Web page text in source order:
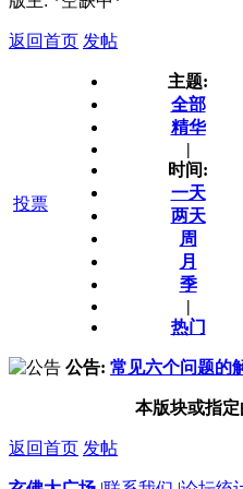
返回首页 发帖
投票
主题:
全部
精华
|
时间:
一天
两天
周
月
季
|
热门
公告: 常见六个问题的
本版块或指定
返回首页 发帖